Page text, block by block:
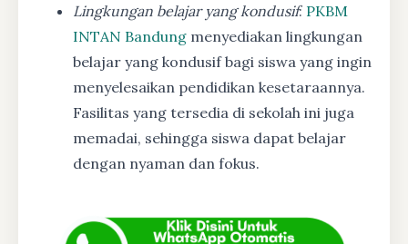
Lingkungan belajar yang kondusif: PKBM
INTAN Bandung menyediakan lingkungan
belajar yang kondusif bagi siswa yang ingin
menyelesaikan pendidikan kesetaraannya.
Fasilitas yang tersedia di sekolah ini juga
memadai, sehingga siswa dapat belajar
dengan nyaman dan fokus.